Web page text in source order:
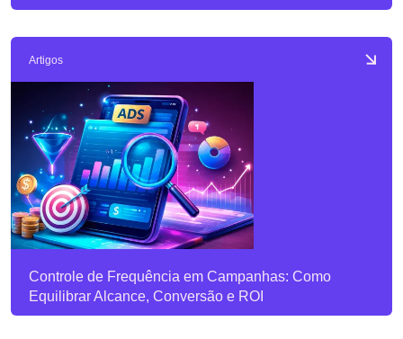
Artigos
Controle de Frequência em Campanhas: Como
Equilibrar Alcance, Conversão e ROI